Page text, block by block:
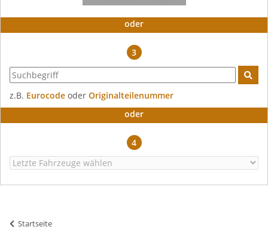
oder
3
z.B. Eurocode oder Originalteilenummer
oder
4
Startseite